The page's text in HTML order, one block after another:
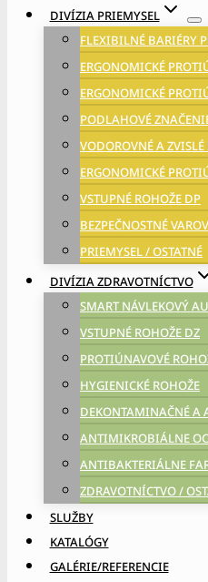
DIVÍZIA PRIEMYSEL
FLEXIBILNÉ BARIÉRY
ERGONOMICKÉ
ERGONOMICKÉ
PODLAHOVÉ
VODOROVNÉ A
ERGONOMICKÉ
VSTUPNÉ ROHOŽE DP
BEZPEČNOSTNÉ
PRIEMYSEL / OSTATNÉ
DIVÍZIA ZDRAVOTNÍCTVO
SMART NÁVLEKOVÝ
VSTUPNÉ ROHOŽE DZ
PROTIÚNAVOVÉ
HYGIENICKÉ ROHOŽE
DEKONTAMINAČNÉ A
ANTIMIKROBIÁLNE
ANTIBAKTERIÁLNE
ZDRAVOTNÍCTVO /
SLUŽBY
KATALÓGY
GALÉRIE/REFERENCIE